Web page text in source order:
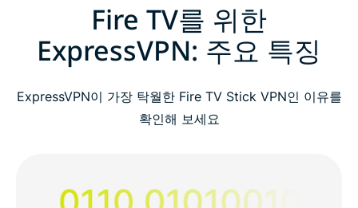
Fire TV를 위한
ExpressVPN: 주요 특징
ExpressVPN이 가장 탁월한 Fire TV Stick VPN인 이유를
확인해 보세요